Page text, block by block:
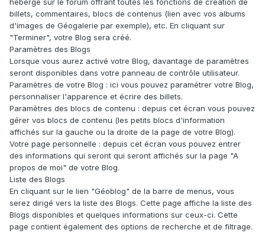
hébergé sur le forum offrant toutes les fonctions de création de
billets, commentaires, blocs de contenus (lien avec vos albums
d'images de Géogalerie par exemple), etc. En cliquant sur
"Terminer", votre Blog sera créé.
Paramètres des Blogs
Lorsque vous aurez activé votre Blog, davantage de paramètres
seront disponibles dans votre panneau de contrôle utilisateur.
Paramètres de votre Blog : ici vous pouvez paramétrer votre Blog,
personnaliser l'apparence et écrire des billets.
Paramètres des blocs de contenu : depuis cet écran vous pouvez
gérer vos blocs de contenu (les petits blocs d'information
affichés sur la gauche ou la droite de la page de votre Blog).
Votre page personnelle : depuis cet écran vous pouvez entrer
des informations qui seront qui seront affichés sur la page "A
propos de moi" de votre Blog.
Liste des Blogs
En cliquant sur le lien "Géoblog" de la barre de menus, vous
serez dirigé vers la liste des Blogs. Cette page affiche la liste des
Blogs disponibles et quelques informations sur ceux-ci. Cette
page contient également des options de recherche et de filtrage.